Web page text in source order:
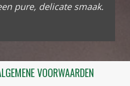
pure, delicate smaak.
VOORWAARDEN